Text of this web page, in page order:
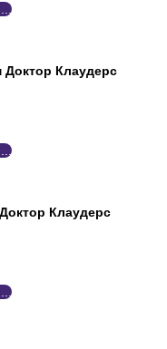
Клаудерс
Клаудерс